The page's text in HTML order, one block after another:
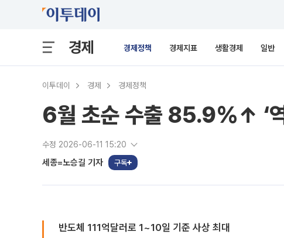
경제 경제정책 경제지표 생활경제 일반
이투데이 경제 경제정책
6월 초순 수출 85.9%↑ ‘
수정 2026-06-11 15:20
세종=노승길 기자 구독
반도체 111억달러로 1~10일 기준 사상 최대